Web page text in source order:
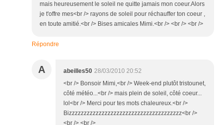
mais heureusement le soleil ne quitte jamais mon coeur.Alors
je t'offre mes<br /> rayons de soleil pour réchauffer ton coeur ,
en toute amitié.<br /> Bises amicales Mimi.<br /> <br /> <br />
Répondre
A abeilles50 28/03/2010 20:52
<br /> Bonsoir Mimi,<br /> Week-end plutôt tristounet,
côté météo...<br /> mais plein de soleil, côté coeur...
lol<br /> Merci pour tes mots chaleureux.<br />
Bizzzzzzzzzzzzzzzzzzzzzzzzzzzzzzzzzzzzzz<br />
<br /> <br />